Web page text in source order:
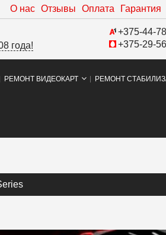
О нас Отзывы Оплата Гарантия
года!
+375-44-
+375-29-
РЕМОНТ ВИДЕОКАРТ РЕМОНТ